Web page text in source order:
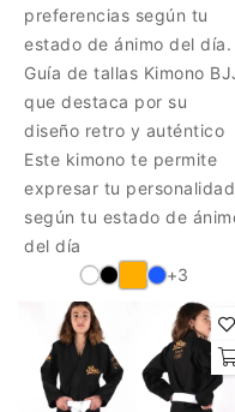
preferencias según tu
estado de ánimo del día.
Guía de tallas Kimono
que destaca por su
diseño retro y auténtico
Este kimono te permite
expresar tu personalidad
según tu estado de
del día
+3